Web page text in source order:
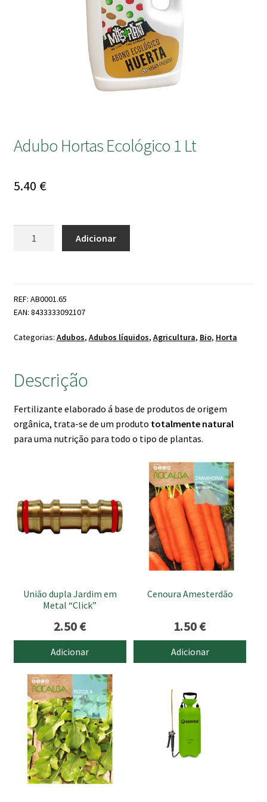
Adubo Hortas Ecológico 1 Lt
5.40 €
1
Adicionar
REF: AB0001.65
EAN: 8433333092107
Categorias: Adubos, Adubos líquidos, Agricultura, Bio, Horta
Descrição
Fertilizante elaborado á base de produtos de origem
orgânica, trata-se de um produto totalmente natural
para uma nutrição para todo o tipo de plantas.
União dupla Jardim em
Metal “Click”
2.50€
Adicionar
Cenoura Amesterdão
1.50€
Adicionar